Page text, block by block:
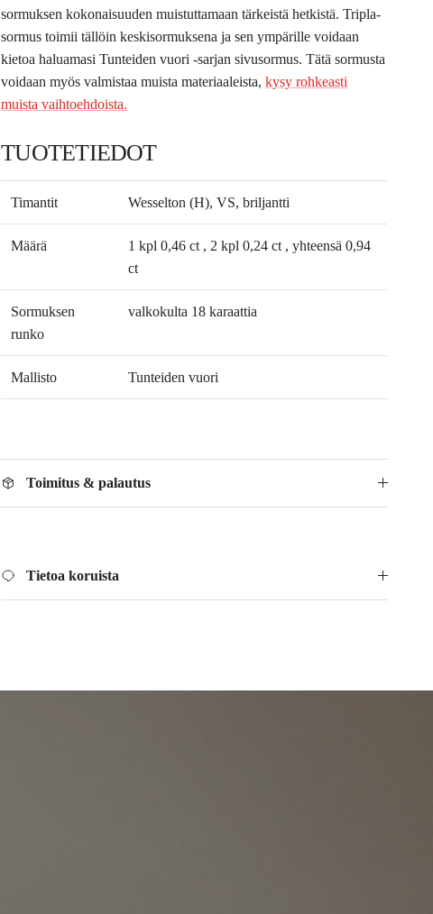
sormuksen kokonaisuuden muistuttamaan tärkeistä hetkistä. Tripla-
sormus toimii tällöin keskisormuksena ja sen ympärille voidaan
kietoa haluamasi Tunteiden vuori -sarjan sivusormus. Tätä sormusta
voidaan myös valmistaa muista materiaaleista,kysy rohkeasti
muista vaihtoehdoista.
TUOTETIEDOT
Timantit Wesselton (H), VS, briljantti
Määrä
1 kpl 0,46 ct , 2 kpl 0,24 ct , yhteensä 0,94
ct
Sormuksen
runko
valkokulta 18 karaattia
Mallisto Tunteiden vuori
Toimitus & palautus
Tietoa koruista